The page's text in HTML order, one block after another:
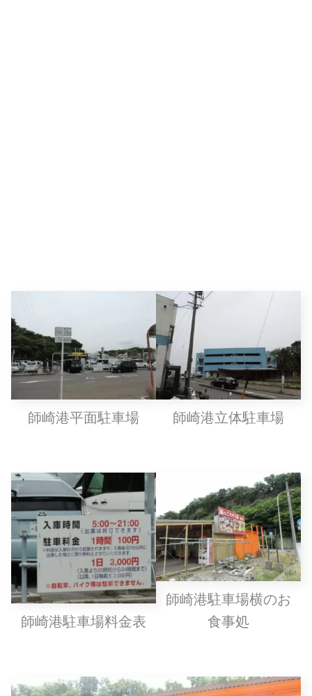
師崎港平面駐車場 師崎港立体駐車場
師崎港駐車場料金表
師崎港駐車場横のお
食事処